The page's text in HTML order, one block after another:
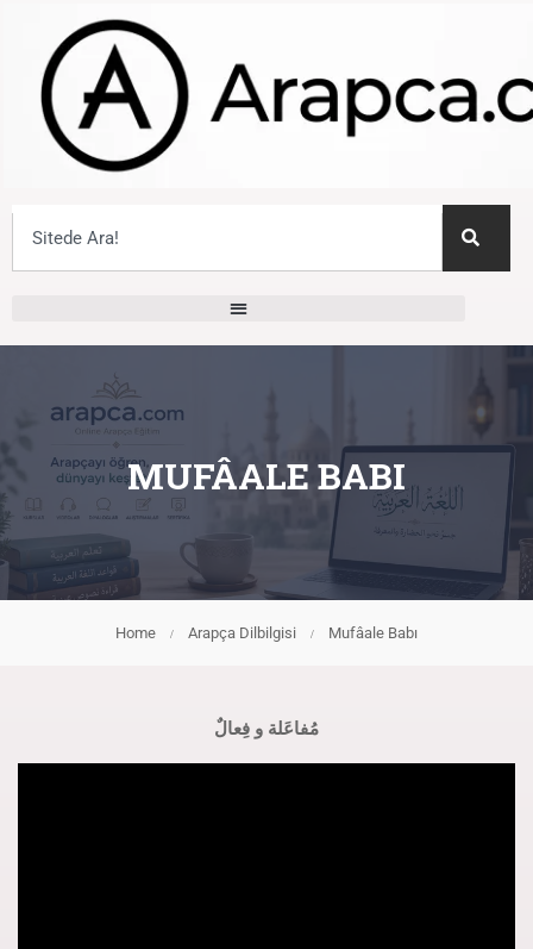
Home Arapça Dilbilgisi Mufâale Babı
MUFÂALE BABI
مُفاعَلة و فِعالٌ